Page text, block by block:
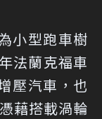
小型跑車樹
法蘭克福車
壓汽車，也
藉搭載渦輪